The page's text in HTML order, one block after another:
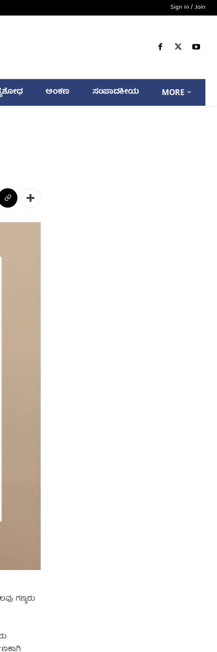
Sign in / Join
ಅಂಕಣ ಸಂಪಾದಕೀಯ MORE
ಗಣ್ಯರು